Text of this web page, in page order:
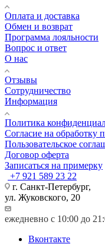
Оплата и доставка
Обмен и возврат
Программа лояльности
Вопрос и ответ
О нас
Отзывы
Сотрудничество
Информация
Политика
Согласие на обработку
Пользовательское
Договор оферта
Записаться на примерку
+7 921 589 23 22
г. Санкт-Петербург,
ул. Жуковского, 20
ежедневно с 10:00 до
Вконтакте